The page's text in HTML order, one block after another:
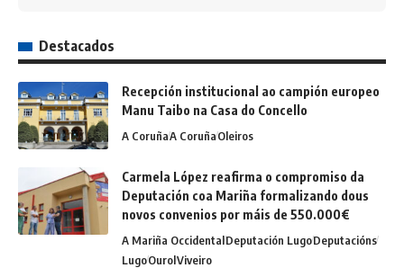
Destacados
Recepción institucional ao campión europeo
Manu Taibo na Casa do Concello
A CoruñaA CoruñaOleiros
Carmela López reafirma o compromiso da
Deputación coa Mariña formalizando dous
novos convenios por máis de 550.000€
A Mariña OccidentalDeputación LugoDeputacións
LugoOurolViveiro